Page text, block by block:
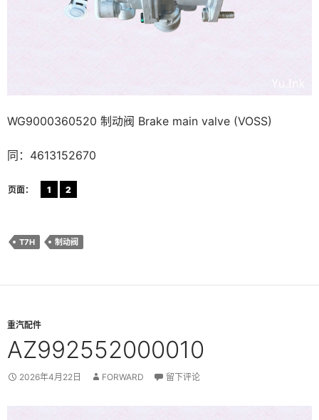
WG9000360520 制动阀 Brake main valve (VOSS)
同：4613152670
页面： 1 2
T7H 制动阀
重汽配件
AZ992552000010
2026年4月22日 FORWARD 留下评论